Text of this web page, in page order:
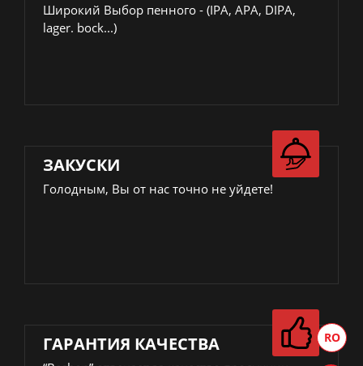
Широкий Выбор пенного - (IPA, APA, DIPA,
lager. bock...)
ЗАКУСКИ
Голодным, Вы от нас точно не уйдете!
ГАРАНТИЯ КАЧЕСТВА